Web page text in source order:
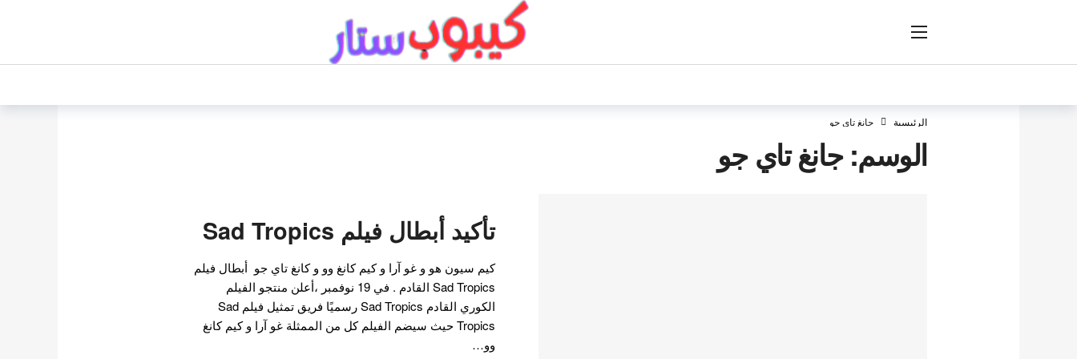
الرئيسية جانغ تاي جو
الوسم:جانغ تاي جو
تأكيد أبطال فيلم Sad Tropics
كيم سيون هو و غو آرا و كيم كانغ وو و كانغ تاي جو أبطال فيلم
Sad Tropics القادم . في 19 نوفمبر ،أعلن منتجو الفيلم
الكوري القادم Sad Tropics رسميًا فريق تمثيل فيلم Sad
Tropics حيث سيضم الفيلم كل من الممثلة غو آرا و كيم كانغ
وو…